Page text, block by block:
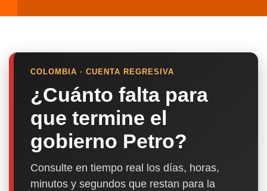
COLOMBIA · CUENTA REGRESIVA
¿Cuánto falta para
que termine el
gobierno Petro?
Consulte en tiempo real los días, horas,
minutos y segundos que restan para la